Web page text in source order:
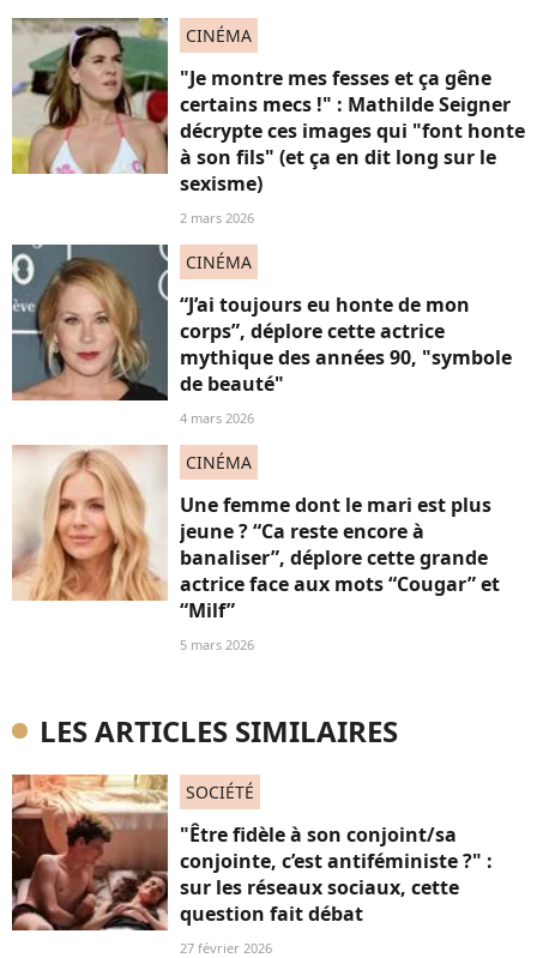
CINÉMA
"Je montre mes fesses et ça gêne
certains mecs !" : Mathilde Seigner
décrypte ces images qui "font honte
à son fils" (et ça en dit long sur le
sexisme)
2 mars 2026
CINÉMA
“J’ai toujours eu honte de mon
corps”, déplore cette actrice
mythique des années 90, "symbole
de beauté"
4 mars 2026
CINÉMA
Une femme dont le mari est plus
jeune ? “Ca reste encore à
banaliser”, déplore cette grande
actrice face aux mots “Cougar” et
“Milf”
5 mars 2026
LES ARTICLES SIMILAIRES
SOCIÉTÉ
"Être fidèle à son conjoint/sa
conjointe, c’est antiféministe ?" :
sur les réseaux sociaux, cette
question fait débat
27 février 2026